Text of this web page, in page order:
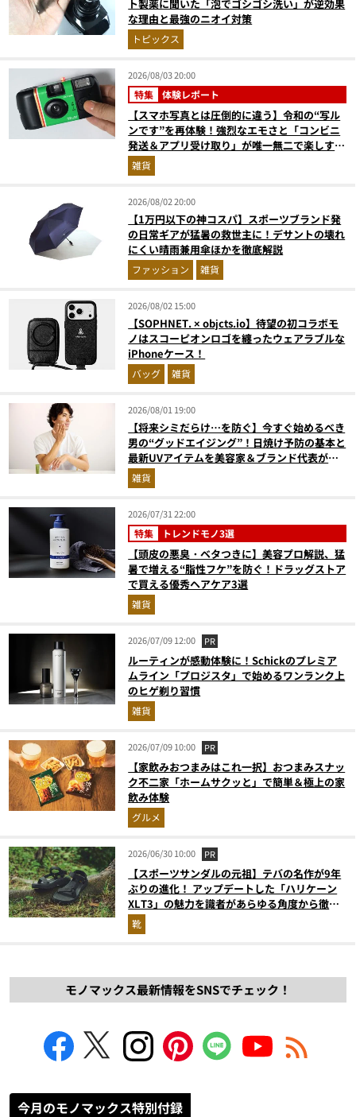
ト製薬に聞いた「泡でゴシゴシ洗い」が逆効果
な理由と最強のニオイ対策
トピックス
2026/08/03 20:00
特集 体験レポート
【スマホ写真とは圧倒的に違う】令和の“写ル
ンです”を再体験！強烈なエモさと「コンビニ
発送＆アプリ受け取り」が唯一無二で楽しすぎ
た雑貨
2026/08/02 20:00
【1万円以下の神コスパ】スポーツブランド発
の日常ギアが猛暑の救世主に！デサントの壊れ
にくい晴雨兼用傘ほかを徹底解説
ファッション 雑貨
2026/08/02 15:00
【SOPHNET. × objcts.io】待望の初コラボモ
ノはスコーピオンロゴを纏ったウェアラブルな
iPhoneケース！
バッグ 雑貨
2026/08/01 19:00
【将来シミだらけ…を防ぐ】今すぐ始めるべき
男の“グッドエイジング”！日焼け予防の基本と
最新UVアイテムを美容家＆ブランド代表がプ
ロ目線で指南／大人の価値向上研究所
雑貨
2026/07/31 22:00
特集 トレンドモノ3選
【頭皮の悪臭・ベタつきに】美容プロ解説、猛
暑で増える“脂性フケ”を防ぐ！ドラッグストア
で買える優秀ヘアケア3選
雑貨
2026/07/09 12:00 PR
ルーティンが感動体験に！Schickのプレミア
ムライン「プロジスタ」で始めるワンランク上
のヒゲ剃り習慣
雑貨
2026/07/09 10:00 PR
【家飲みおつまみはこれ一択】おつまみスナッ
ク不二家「ホームサクッと」で簡単＆極上の家
飲み体験
グルメ
2026/06/30 10:00 PR
【スポーツサンダルの元祖】テバの名作が9年
ぶりの進化！ アップデートした「ハリケーン
XLT3」の魅力を識者があらゆる角度から徹底
解説！
靴
モノマックス最新情報をSNSでチェック！
今月のモノマックス特別付録